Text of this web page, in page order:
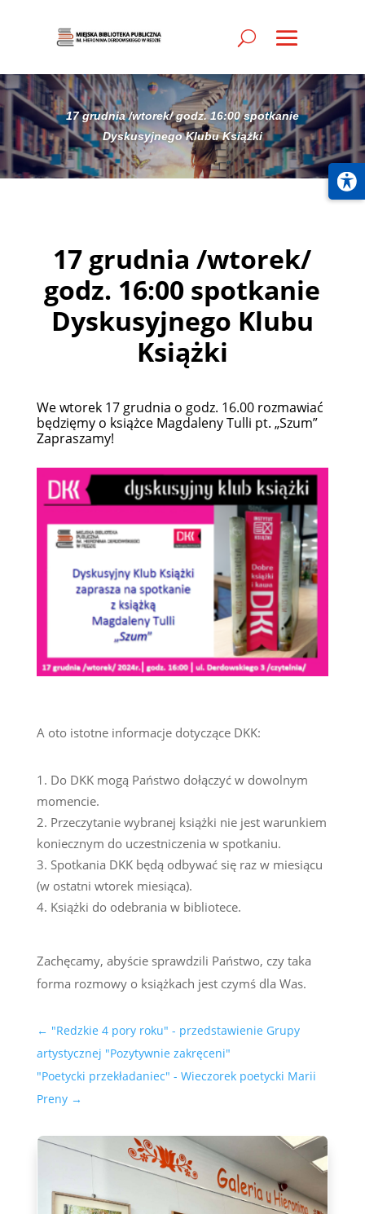
17 grudnia /wtorek/ godz. 16:00 spotkanie
Dyskusyjnego Klubu Książki
17 grudnia /wtorek/
godz. 16:00 spotkanie
Dyskusyjnego Klubu
Książki
We wtorek 17 grudnia o godz. 16.00 rozmawiać
będzięmy o książce Magdaleny Tulli pt. „Szum”
Zapraszamy!
A oto istotne informacje dotyczące DKK:
Do DKK mogą Państwo dołączyć w dowolnym
momencie.
Przeczytanie wybranej książki nie jest warunkiem
koniecznym do uczestniczenia w spotkaniu.
Spotkania DKK będą odbywać się raz w miesiącu
(w ostatni wtorek miesiąca).
Książki do odebrania w bibliotece.
Zachęcamy, abyście sprawdzili Państwo, czy taka
forma rozmowy o książkach jest czymś dla Was.
← "Redzkie 4 pory roku" - przedstawienie Grupy
artystycznej "Pozytywnie zakręceni"
"Poetycki przekładaniec" - Wieczorek poetycki Marii
Preny→